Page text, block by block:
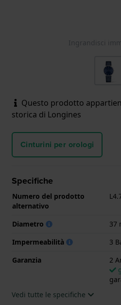
Ingrandisci
Questo prodotto
storica di Longines
Cinturini per orologi
Specifiche
Numero del prodotto
alternativo
Diametro
37
Impermeabilità
3
Garanzia
2
Vedi tutte le specifiche